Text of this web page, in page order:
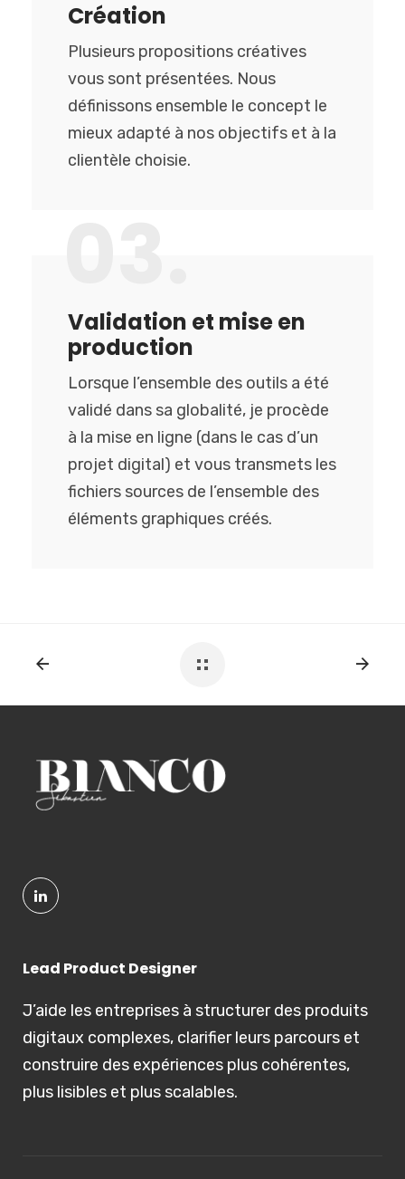
Création
Plusieurs propositions créatives
vous sont présentées. Nous
définissons ensemble le concept le
mieux adapté à nos objectifs et à la
clientèle choisie.
Validation et mise en
production
Lorsque l’ensemble des outils a été
validé dans sa globalité, je procède
à la mise en ligne (dans le cas d’un
projet digital) et vous transmets les
fichiers sources de l’ensemble des
éléments graphiques créés.
Lead Product Designer
J’aide les entreprises à structurer des produits
digitaux complexes, clarifier leurs parcours et
construire des expériences plus cohérentes,
plus lisibles et plus scalables.